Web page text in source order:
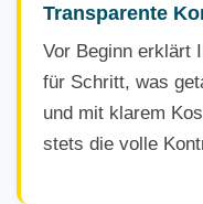
Transparente
Vor Beginn erklärt
für Schritt, was
und mit klarem
stets die volle